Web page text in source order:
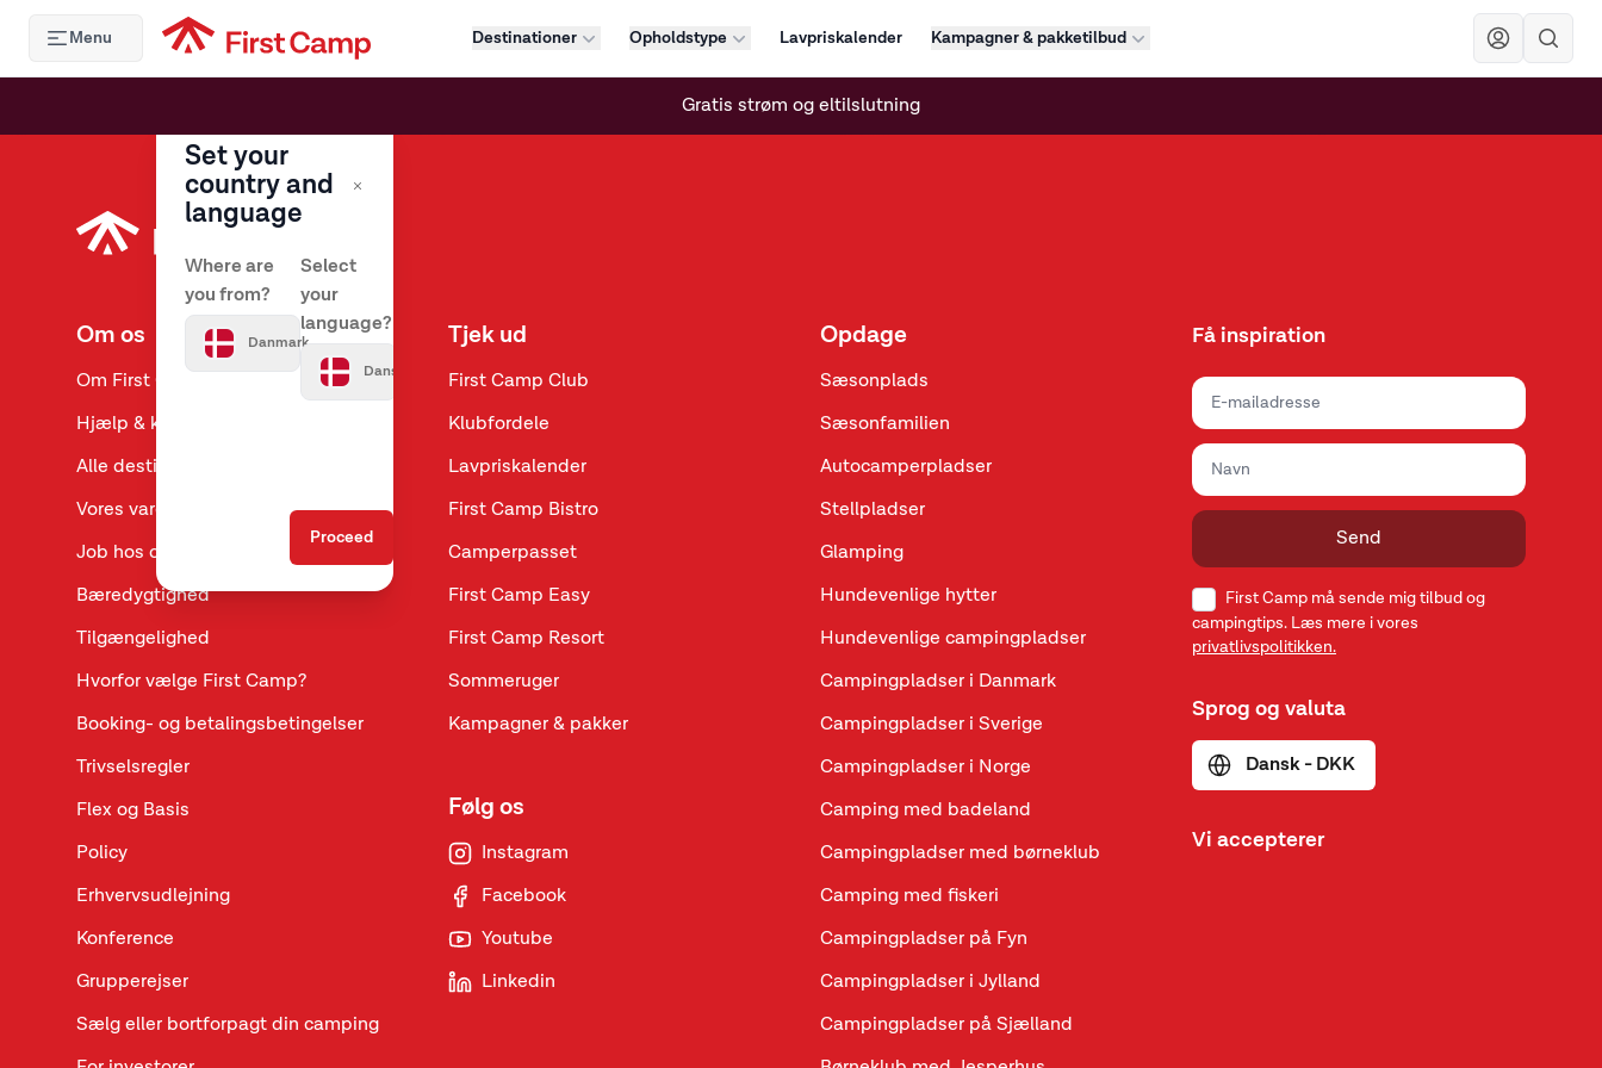
Hoppa till huvudinnehåll
Menu Destinationer Opholdstype Lavpriskalender Kampagner & pakketilbud
Sök
Gratis strøm og eltilslutning
Om os
Om First Camp
Hjælp & kontakt
Alle destinationer
Vores varemærker
Job hos os
Bæredygtighed
Tilgængelighed
Hvorfor vælge First Camp?
Booking- og betalingsbetingelser
Trivselsregler
Flex og Basis
Policy
Erhvervsudlejning
Konference
Grupperejser
Sælg eller bortforpagt din camping
Tjek ud
First Camp Club
Klubfordele
Lavpriskalender
First Camp Bistro
Camperpasset
First Camp Easy
First Camp Resort
Sommeruger
Kampagner & pakker
Følg os
Instagram
Facebook
Youtube
Linkedin
Opdage
Sæsonplads
Sæsonfamilien
Autocamperpladser
Stellpladser
Glamping
Hundevenlige hytter
Hundevenlige campingpladser
Campingpladser i Danmark
Campingpladser i Sverige
Campingpladser i Norge
Camping med badeland
Campingpladser med børneklub
Camping med fiskeri
Campingpladser på Fyn
Campingpladser i Jylland
Campingpladser på Sjælland
Få inspiration
Send
First Camp må sende mig tilbud og
campingtips. Læs mere i vores
privatlivspolitikken.
Sprog og valuta
Dansk - DKK
Vi accepterer
Set your
country and
language
Where are
you from?
Danmark
Select
your
language?
Dansk
Proceed